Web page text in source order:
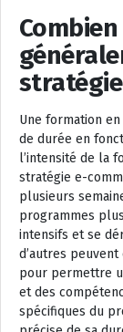
Une formation
de durée en
l’intensité de la
stratégie e-
plusieurs
programmes
intensifs et se
d’autres
pour permettre
et des
spécifiques du